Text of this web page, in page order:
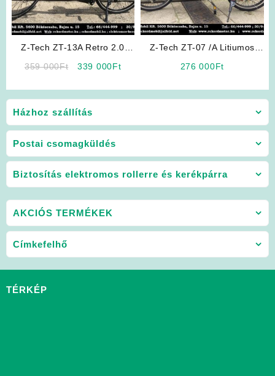
Házhoz szállítás
Postai csomagküldés
Biztosítás elektromos rollerre és kerékpárra
Z-Tech ZT-13A Retro 2.0
359 000Ft
Original
was:
000Ft.
339 000FtCurrent
is:
Z-Tech ZT-07 /A Litiumos
276 000Ft
AKCIÓS TERMÉKEK
Címkefelhő
TÉRKÉP